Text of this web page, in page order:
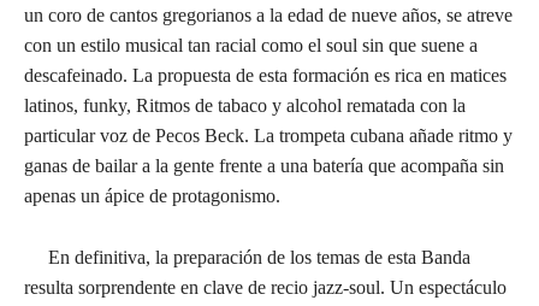
un coro de cantos gregorianos a la edad de nueve años, se atreve
con un estilo musical tan racial como el soul sin que suene a
descafeinado. La propuesta de esta formación es rica en matices
latinos, funky, Ritmos de tabaco y alcohol rematada con la
particular voz de Pecos Beck. La trompeta cubana añade ritmo y
ganas de bailar a la gente frente a una batería que acompaña sin
apenas un ápice de protagonismo.
En definitiva, la preparación de los temas de esta Banda
resulta sorprendente en clave de recio jazz-soul. Un espectáculo